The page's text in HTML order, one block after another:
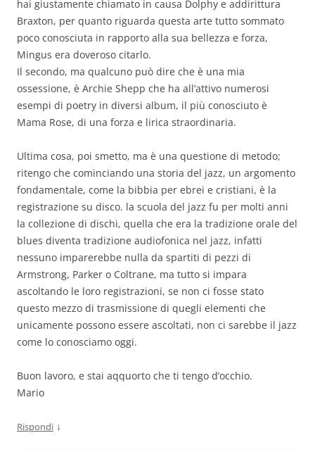
hai giustamente chiamato in causa Dolphy e addirittura
Braxton, per quanto riguarda questa arte tutto sommato
poco conosciuta in rapporto alla sua bellezza e forza,
Mingus era doveroso citarlo.
Il secondo, ma qualcuno può dire che è una mia
ossessione, è Archie Shepp che ha all’attivo numerosi
esempi di poetry in diversi album, il più conosciuto è
Mama Rose, di una forza e lirica straordinaria.
Ultima cosa, poi smetto, ma è una questione di metodo;
ritengo che cominciando una storia del jazz, un argomento
fondamentale, come la bibbia per ebrei e cristiani, è la
registrazione su disco. la scuola del jazz fu per molti anni
la collezione di dischi, quella che era la tradizione orale del
blues diventa tradizione audiofonica nel jazz, infatti
nessuno imparerebbe nulla da spartiti di pezzi di
Armstrong, Parker o Coltrane, ma tutto si impara
ascoltando le loro registrazioni, se non ci fosse stato
questo mezzo di trasmissione di quegli elementi che
unicamente possono essere ascoltati, non ci sarebbe il jazz
come lo conosciamo oggi.
Buon lavoro, e stai aqquorto che ti tengo d’occhio.
Mario
Rispondi ↓